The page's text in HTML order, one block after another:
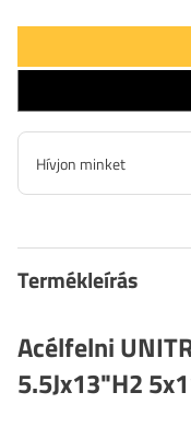
Hívjon minket
Termékleírás
Acélfelni
5.5Jx13"H2